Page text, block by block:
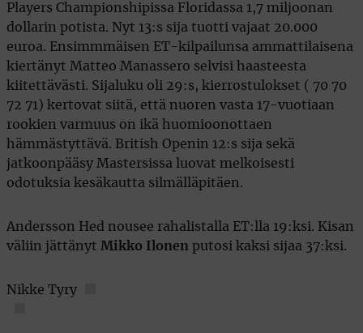
Players Championshipissa Floridassa 1,7 miljoonan
dollarin potista. Nyt 13:s sija tuotti vajaat 20.000
euroa. Ensimmmäisen ET-kilpailunsa ammattilaisena
kiertänyt Matteo Manassero selvisi haasteesta
kiitettävästi. Sijaluku oli 29:s, kierrostulokset ( 70 70
72 71) kertovat siitä, että nuoren vasta 17-vuotiaan
rookien varmuus on ikä huomioonottaen
hämmästyttävä. British Openin 12:s sija sekä
jatkoonpääsy Mastersissa luovat melkoisesti
odotuksia kesäkautta silmälläpitäen.
Andersson Hed nousee rahalistalla ET:lla 19:ksi. Kisan
väliin jättänyt Mikko Ilonen putosi kaksi sijaa 37:ksi.
Nikke Tyry